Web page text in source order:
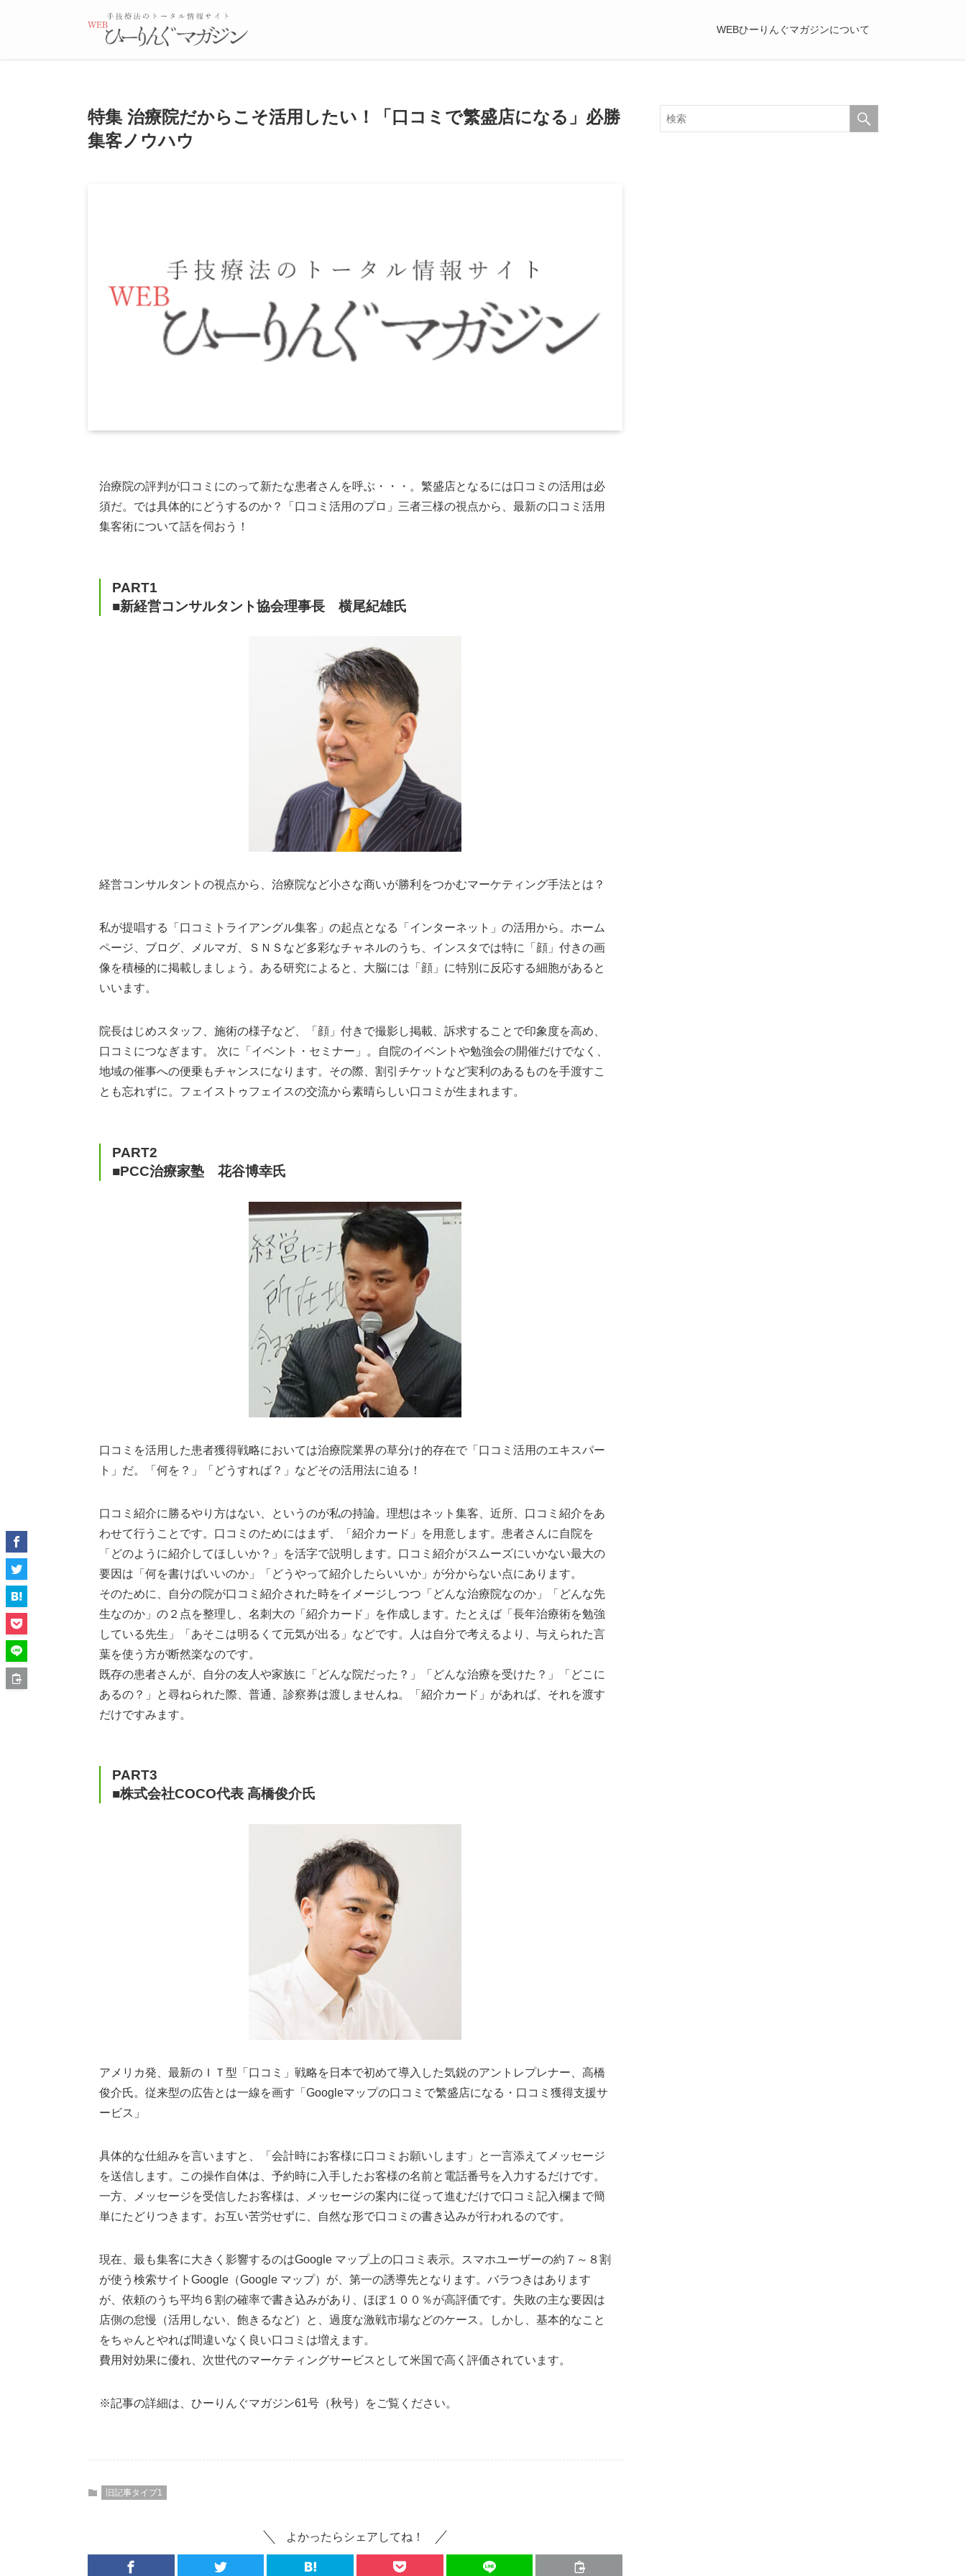
WEBひーりんぐマガジンについて
特集 治療院だからこそ活用したい！「口コミで繁盛店になる」必勝
集客ノウハウ
治療院の評判が口コミにのって新たな患者さんを呼ぶ・・・。繁盛店となるには口コミの活用は必
須だ。では具体的にどうするのか？「口コミ活用のプロ」三者三様の視点から、最新の口コミ活用
集客術について話を伺おう！
PART1
■新経営コンサルタント協会理事長 横尾紀雄氏
経営コンサルタントの視点から、治療院など小さな商いが勝利をつかむマーケティング手法とは？
私が提唱する「口コミトライアングル集客」の起点となる「インターネット」の活用から。ホーム
ページ、ブログ、メルマガ、ＳＮＳなど多彩なチャネルのうち、インスタでは特に「顔」付きの画
像を積極的に掲載しましょう。ある研究によると、大脳には「顔」に特別に反応する細胞があると
いいます。
院長はじめスタッフ、施術の様子など、「顔」付きで撮影し掲載、訴求することで印象度を高め、
口コミにつなぎます。 次に「イベント・セミナー」。自院のイベントや勉強会の開催だけでなく、
地域の催事への便乗もチャンスになります。その際、割引チケットなど実利のあるものを手渡すこ
とも忘れずに。フェイストゥフェイスの交流から素晴らしい口コミが生まれます。
PART2
■PCC治療家塾 花谷博幸氏
口コミを活用した患者獲得戦略においては治療院業界の草分け的存在で「口コミ活用のエキスパー
ト」だ。「何を？」「どうすれば？」などその活用法に迫る！
口コミ紹介に勝るやり方はない、というのが私の持論。理想はネット集客、近所、口コミ紹介をあ
わせて行うことです。口コミのためにはまず、「紹介カード」を用意します。患者さんに自院を
「どのように紹介してほしいか？」を活字で説明します。口コミ紹介がスムーズにいかない最大の
要因は「何を書けばいいのか」「どうやって紹介したらいいか」が分からない点にあります。
そのために、自分の院が口コミ紹介された時をイメージしつつ「どんな治療院なのか」「どんな先
生なのか」の２点を整理し、名刺大の「紹介カード」を作成します。たとえば「長年治療術を勉強
している先生」「あそこは明るくて元気が出る」などです。人は自分で考えるより、与えられた言
葉を使う方が断然楽なのです。
既存の患者さんが、自分の友人や家族に「どんな院だった？」「どんな治療を受けた？」「どこに
あるの？」と尋ねられた際、普通、診察券は渡しませんね。「紹介カード」があれば、それを渡す
だけですみます。
PART3
■株式会社COCO代表 高橋俊介氏
アメリカ発、最新のＩＴ型「口コミ」戦略を日本で初めて導入した気鋭のアントレプレナー、高橋
俊介氏。従来型の広告とは一線を画す「Googleマップの口コミで繁盛店になる・口コミ獲得支援サ
ービス」
具体的な仕組みを言いますと、「会計時にお客様に口コミお願いします」と一言添えてメッセージ
を送信します。この操作自体は、予約時に入手したお客様の名前と電話番号を入力するだけです。
一方、メッセージを受信したお客様は、メッセージの案内に従って進むだけで口コミ記入欄まで簡
単にたどりつきます。お互い苦労せずに、自然な形で口コミの書き込みが行われるのです。
現在、最も集客に大きく影響するのはGoogle マップ上の口コミ表示。スマホユーザーの約７～８割
が使う検索サイトGoogle（Google マップ）が、第一の誘導先となります。バラつきはあります
が、依頼のうち平均６割の確率で書き込みがあり、ほぼ１００％が高評価です。失敗の主な要因は
店側の怠慢（活用しない、飽きるなど）と、過度な激戦市場などのケース。しかし、基本的なこと
をちゃんとやれば間違いなく良い口コミは増えます。
費用対効果に優れ、次世代のマーケティングサービスとして米国で高く評価されています。
※記事の詳細は、ひーりんぐマガジン61号（秋号）をご覧ください。
旧記事タイプ1
よかったらシェアしてね！